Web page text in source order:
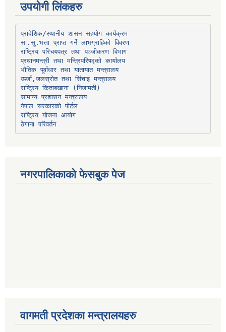
उपयोगी लिंकहरु
प्रादेशिक/स्थानीय शासन सहयोग कार्यक्रम
सा.सु.भत्ता प्राप्त गर्ने लाभग्राहिको विवरण
राष्ट्रिय परिचयपत्र तथा पञ्‍जीकरण विभाग
प्रधानमन्त्री तथा मन्त्रिपरिषद्को कार्यालय
भौतिक पूर्वाधार तथा यातायात मन्त्रालय
ऊर्जा,जलस्रोत तथा सिंचाइ मन्त्रालय
सामान्य प्रशासन मन्त्रालय
नेपाल सरकारको पोर्टल
राष्ट्रिय योजना आयोग
ठेगाना परिवर्तन
नगरपालिकाको फेसबुक पेज
वागमती प्रदेशका मन्त्रालयहरु